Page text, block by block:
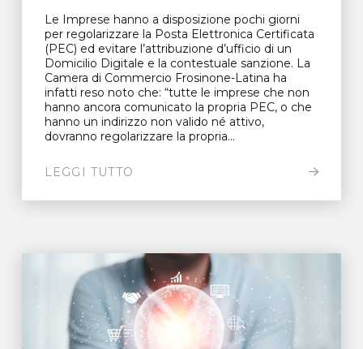
Le Imprese hanno a disposizione pochi giorni
per regolarizzare la Posta Elettronica Certificata
(PEC) ed evitare l’attribuzione d’ufficio di un
Domicilio Digitale e la contestuale sanzione. La
Camera di Commercio Frosinone-Latina ha
infatti reso noto che: “tutte le imprese che non
hanno ancora comunicato la propria PEC, o che
hanno un indirizzo non valido né attivo,
dovranno regolarizzare la propria...
LEGGI TUTTO